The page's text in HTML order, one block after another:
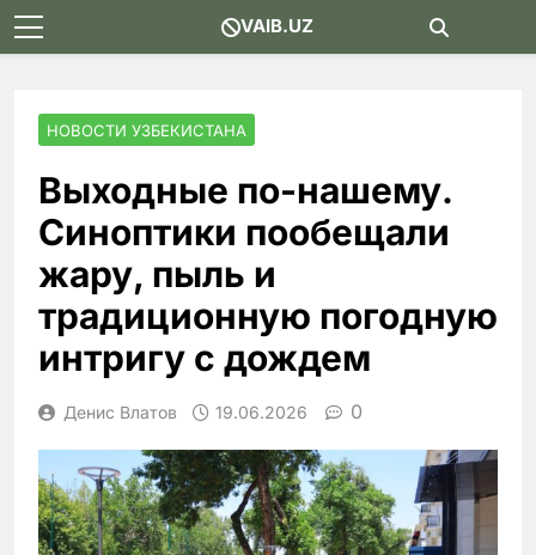
Skip
to
VAIB.UZ
НОВОСТИ УЗБЕКИСТАНА
Выходные по-нашему.
Синоптики пообещали
жару, пыль и
традиционную погодную
интригу с дождем
Денис Влатов 19.06.2026 0